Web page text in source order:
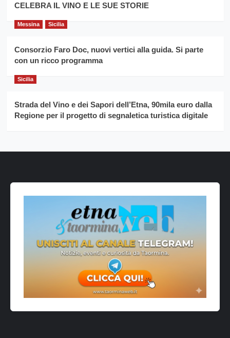
CELEBRA IL VINO E LE SUE STORIE
Messina Sicilia
Consorzio Faro Doc, nuovi vertici alla guida. Si parte
con un ricco programma
Sicilia
Strada del Vino e dei Sapori dell’Etna, 90mila euro dalla
Regione per il progetto di segnaletica turistica digitale